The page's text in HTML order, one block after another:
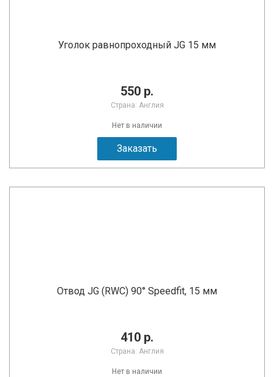
Уголок равнопроходный JG 15 мм
550 р.
Страна: Англия
Нет в наличии
Заказать
Отвод JG (RWC) 90° Speedfit, 15 мм
410 р.
Страна: Англия
Нет в наличии